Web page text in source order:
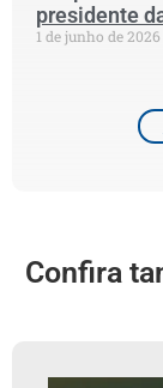
presidente
1 de junho de 2026
Confira